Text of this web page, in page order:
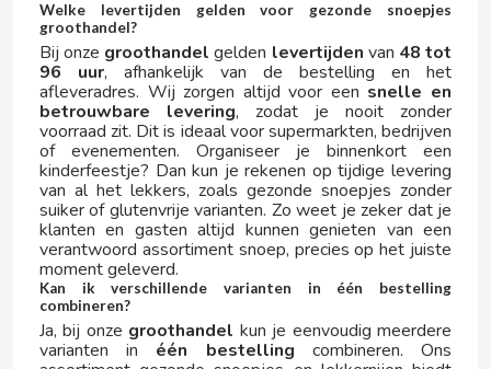
G
GALLETAS CORAL
GALLINA BLANCA
GALLO
Welke levertijden gelden voor gezonde snoepjes
groothandel?
Bij onze groothandel gelden levertijden van 48 tot
96 uur, afhankelijk van de bestelling en het
afleveradres. Wij zorgen altijd voor een snelle en
betrouwbare levering, zodat je nooit zonder
voorraad zit. Dit is ideaal voor supermarkten, bedrijven
of evenementen. Organiseer je binnenkort een
kinderfeestje? Dan kun je rekenen op tijdige levering
van al het lekkers, zoals gezonde snoepjes zonder
suiker of glutenvrije varianten. Zo weet je zeker dat je
klanten en gasten altijd kunnen genieten van een
verantwoord assortiment snoep, precies op het juiste
moment geleverd.
Kan ik verschillende varianten in één bestelling
combineren?
Ja, bij onze groothandel kun je eenvoudig meerdere
varianten in één bestelling combineren. Ons